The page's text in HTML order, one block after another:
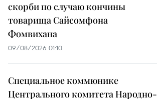
скорби по случаю кончины
товарища Сайсомфона
Фомвихана
09/08/2026 01:10
Специальное коммюнике
Центрального комитета Народно-